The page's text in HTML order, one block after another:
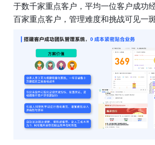
于数千家重点客户，平均一位客户成功
百家重点客户，管理难度和挑战可见一斑